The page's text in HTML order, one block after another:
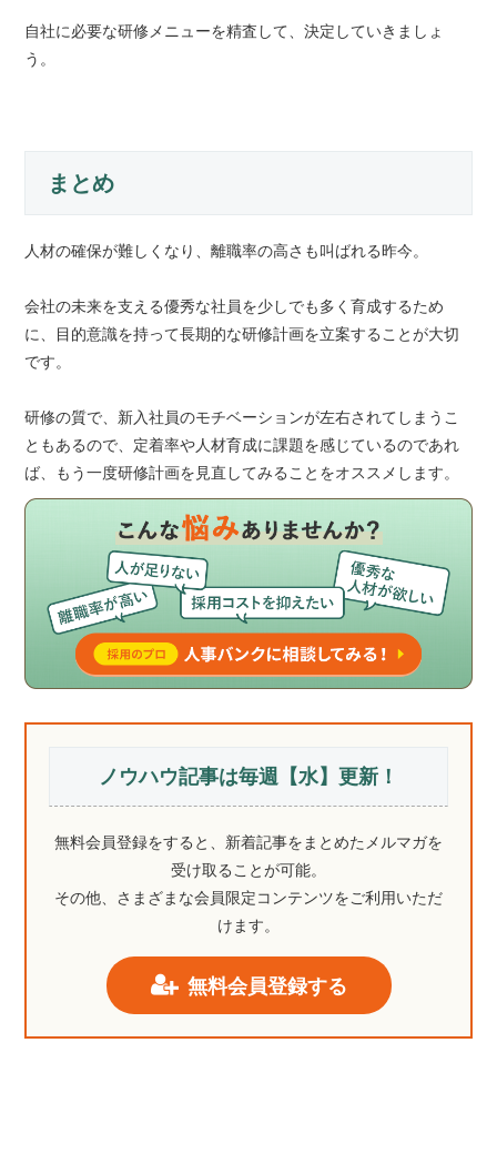
自社に必要な研修メニューを精査して、決定していきましょ
う。
まとめ
人材の確保が難しくなり、離職率の高さも叫ばれる昨今。
会社の未来を支える優秀な社員を少しでも多く育成するため
に、目的意識を持って長期的な研修計画を立案することが大切
です。
研修の質で、新入社員のモチベーションが左右されてしまうこ
ともあるので、定着率や人材育成に課題を感じているのであれ
ば、もう一度研修計画を見直してみることをオススメします。
ノウハウ記事は毎週【水】更新！
無料会員登録をすると、新着記事をまとめたメルマガを
受け取ることが可能。
その他、さまざまな会員限定コンテンツをご利用いただ
けます。
無料会員登録する